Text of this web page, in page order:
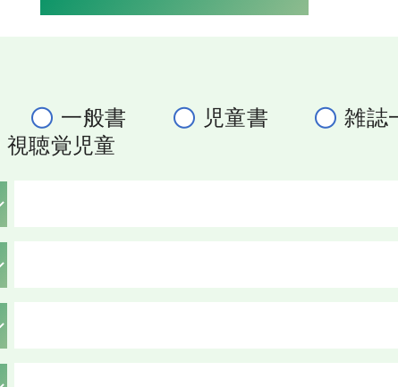
一般書 児童書 雑誌
視聴覚児童